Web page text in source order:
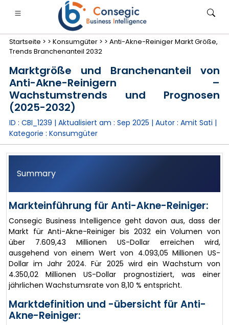
Finanzdienstleistungen und Versicherungen
• Konsumgüter • Energie und Strom
•
Startseite > > Konsumgüter > > Anti-Akne-Reiniger Markt Größe,
Trends Branchenanteil 2032
Marktgröße und Branchenanteil von
Anti-Akne-Reinigern –
Wachstumstrends und Prognosen
(2025-2032)
ID : CBI_1239 | Aktualisiert am : Sep 2025 | Autor : Amit Sati |
Kategorie : Konsumgüter
Summary
Markteinführung für Anti-Akne-Reiniger:
Consegic Business Intelligence geht davon aus, dass der
Markt für Anti-Akne-Reiniger bis 2032 ein Volumen von
über 7.609,43 Millionen US-Dollar erreichen wird,
ausgehend von einem Wert von 4.093,05 Millionen US-
Dollar im Jahr 2024. Für 2025 wird ein Wachstum von
4.350,02 Millionen US-Dollar prognostiziert, was einer
jährlichen Wachstumsrate von 8,10 % entspricht.
Marktdefinition und -übersicht für Anti-
Akne-Reiniger: